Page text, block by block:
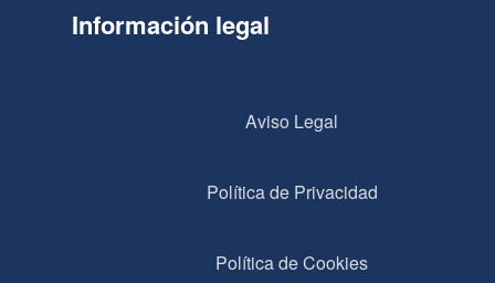
Información legal
Aviso Legal
Política de Privacidad
Política de Cookies